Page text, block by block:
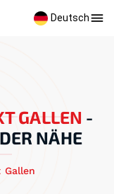
Deutsch
GALLEN -
NÄHE
Gallen